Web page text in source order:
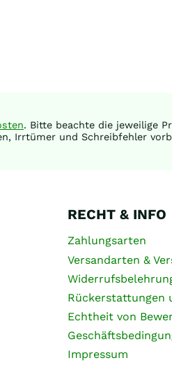
. Bitte beachte die jeweilige
Irrtümer und Schreibfehler
RECHT & INFO
Zahlungsarten
Versandarten &
Rückerstattungen
Echtheit von
Impressum